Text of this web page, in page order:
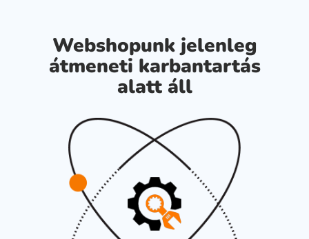
Webshopunk jelenleg
átmeneti karbantartás
alatt áll